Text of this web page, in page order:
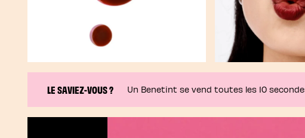
LE SAVIEZ-VOUS ? Un Benetint se vend toutes les 10